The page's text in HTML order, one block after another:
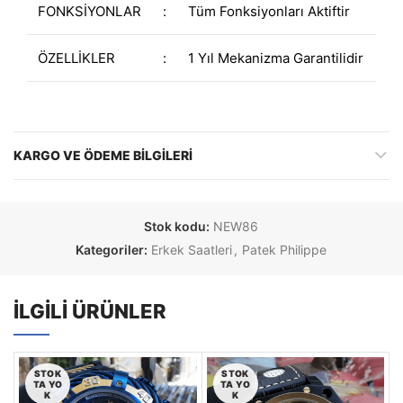
FONKSİYONLAR : Tüm Fonksiyonları Aktiftir
ÖZELLİKLER : 1 Yıl Mekanizma Garantilidir
KARGO VE ÖDEME BILGILERI
Stok kodu: NEW86
Kategoriler: Erkek Saatleri, Patek Philippe
İLGILI ÜRÜNLER
STOK
TA YO
K
STOK
TA YO
K